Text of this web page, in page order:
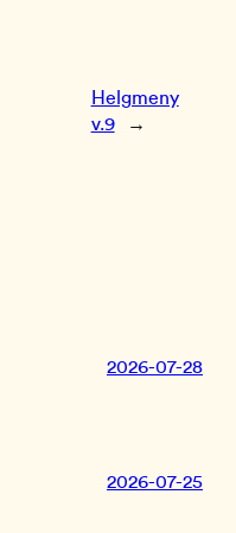
Helgmeny
v.9
→
2026-07-28
2026-07-25